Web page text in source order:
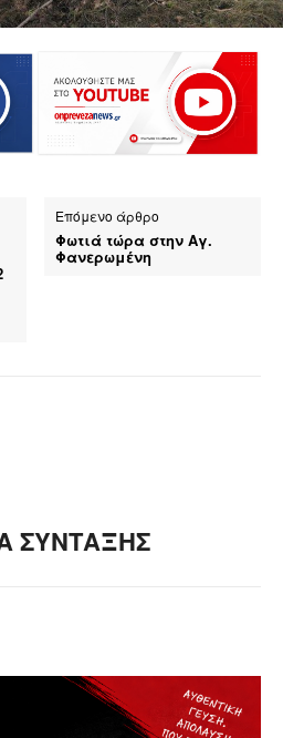
Επόμενο άρθρο
Φωτιά τώρα στην Αγ.
Φανερωμένη
ΣΥΝΤΑΞΗΣ